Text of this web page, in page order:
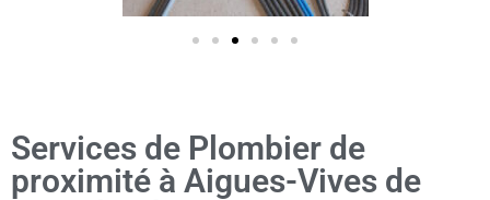
Services de Plombier de
proximité à Aigues-Vives de